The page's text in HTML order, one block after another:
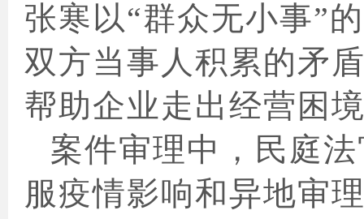
张寒以“群众无小事”
双方当事人积累的矛
帮助企业走出经营困
案件审理中，民庭
服疫情影响和异地审